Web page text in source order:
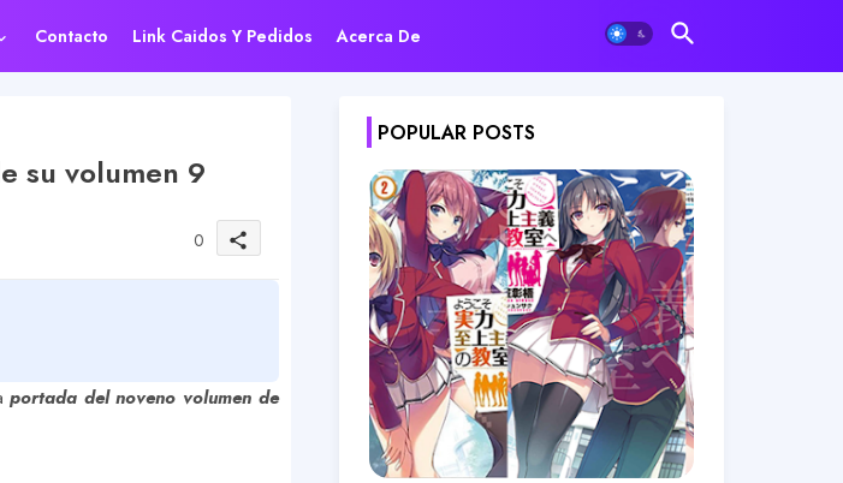
Contacto Link Caidos Y Pedidos Acerca De
su volumen 9
0 share
portada del noveno volumen de
POPULAR POSTS